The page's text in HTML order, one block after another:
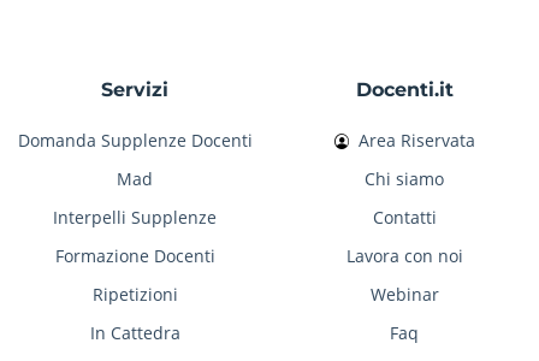
Servizi
Domanda Supplenze Docenti
Mad
Interpelli Supplenze
Formazione Docenti
Ripetizioni
In Cattedra
Docenti.it
Area Riservata
Chi siamo
Contatti
Lavora con noi
Webinar
Faq